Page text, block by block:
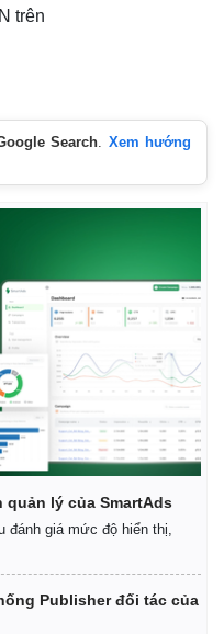
trên
Search. Xem hướng
lý của SmartAds
giá mức độ hiển thị,
Publisher đối tác của